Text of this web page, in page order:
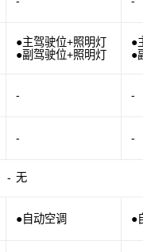
- 无
●主驾驶位+照明灯
●副驾驶位+照明灯
●
●
- -
- -
●自动空调 ●